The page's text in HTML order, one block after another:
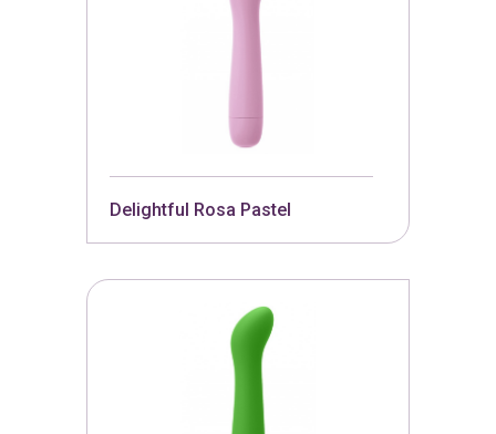
Delightful Rosa Pastel